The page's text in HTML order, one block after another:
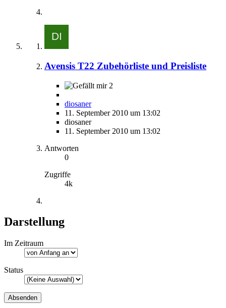
Avensis T22 Zubehörliste und Preisliste
2
diosaner
11. September 2010 um 13:02
diosaner
11. September 2010 um 13:02
Antworten
0
Zugriffe
4k
Darstellung
Im Zeitraum
Status